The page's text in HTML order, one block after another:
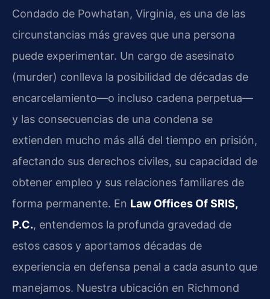
Condado de Powhatan, Virginia, es una de las
circunstancias más graves que una persona
puede experimentar. Un cargo de asesinato
(murder) conlleva la posibilidad de décadas de
encarcelamiento—o incluso cadena perpetua—
y las consecuencias de una condena se
extienden mucho más allá del tiempo en prisión,
afectando sus derechos civiles, su capacidad de
obtener empleo y sus relaciones familiares de
forma permanente. En Law Offices Of SRIS,
P.C., entendemos la profunda gravedad de
estos casos y aportamos décadas de
experiencia en defensa penal a cada asunto que
manejamos. Nuestra ubicación en Richmond